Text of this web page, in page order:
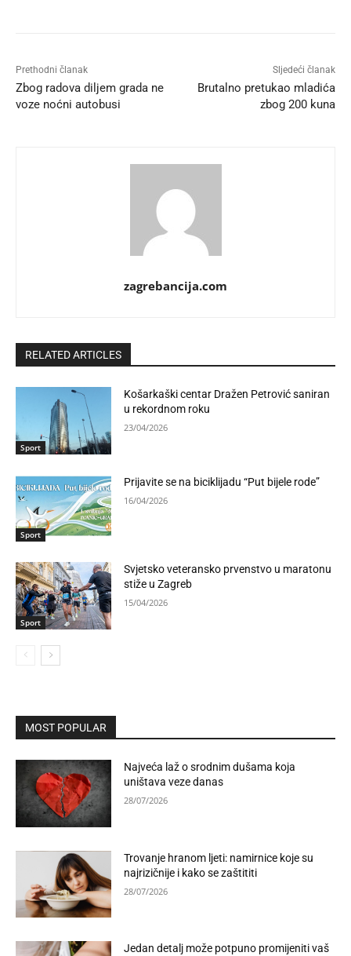
Prethodni članak
Zbog radova diljem grada ne
voze noćni autobusi
Sljedeći članak
Brutalno pretukao mladića
zbog 200 kuna
zagrebancija.com
RELATED ARTICLES
Sport
Košarkaški centar Dražen Petrović saniran
u rekordnom roku
23/04/2026
Sport
Prijavite se na biciklijadu “Put bijele rode”
16/04/2026
Sport
Svjetsko veteransko prvenstvo u maratonu
stiže u Zagreb
15/04/2026
MOST POPULAR
Najveća laž o srodnim dušama koja
uništava veze danas
28/07/2026
Trovanje hranom ljeti: namirnice koje su
najrizičnije i kako se zaštititi
28/07/2026
Jedan detalj može potpuno promijeniti vaš